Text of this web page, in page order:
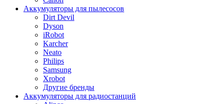
Аккумуляторы для пылесосов
Dirt Devil
Dyson
iRobot
Karcher
Neato
Philips
Samsung
Xrobot
Другие бренды
Аккумуляторы для радиостанций